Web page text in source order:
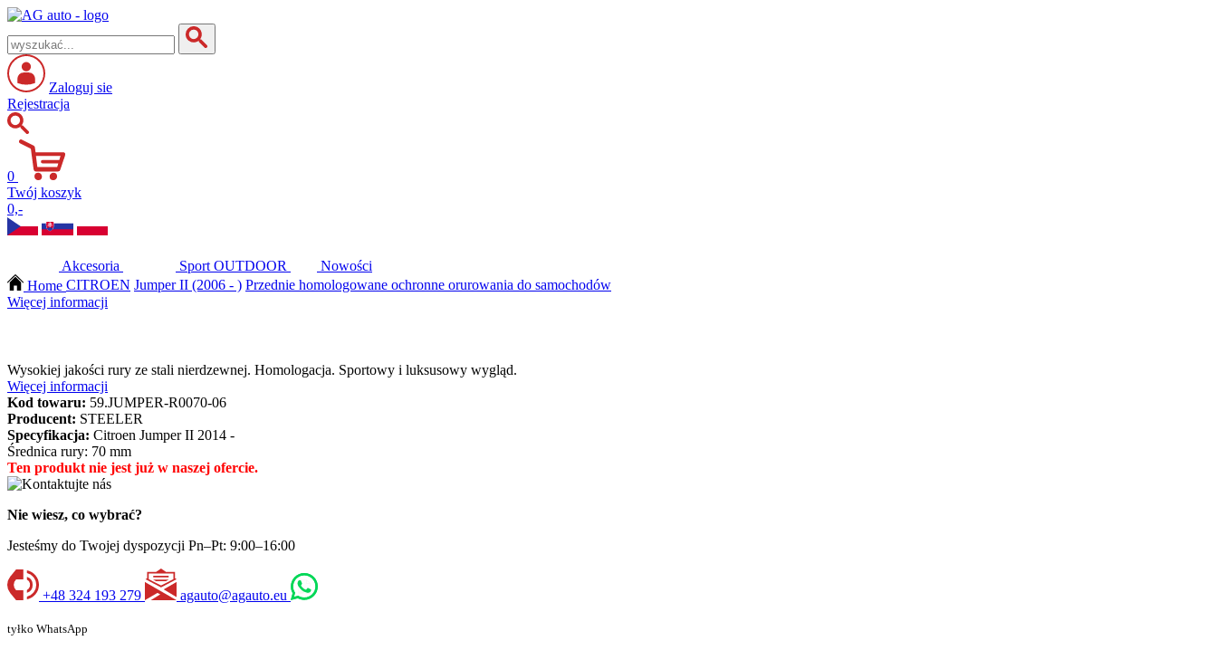
Zaloguj sie
Rejestracja
0
Twój koszyk
0,-
Akcesoria Sport OUTDOOR
Nowości
Home CITROEN Jumper II (2006 - ) Przednie homologowane ochronne orurowania do samochodów
Więcej informacji
Wysokiej jakości rury ze stali nierdzewnej. Homologacja. Sportowy i luksusowy wygląd.
Więcej informacji
Kod towaru: 59.JUMPER-R0070-06
Producent: STEELER
Specyfikacja: Citroen Jumper II 2014 -
Średnica rury: 70 mm
Ten produkt nie jest już w naszej ofercie.
Nie wiesz, co wybrać?
Jesteśmy do Twojej dyspozycji Pn–Pt: 9:00–16:00
+48 324 193 279 agauto@agauto.eu
tyłko WhatsApp